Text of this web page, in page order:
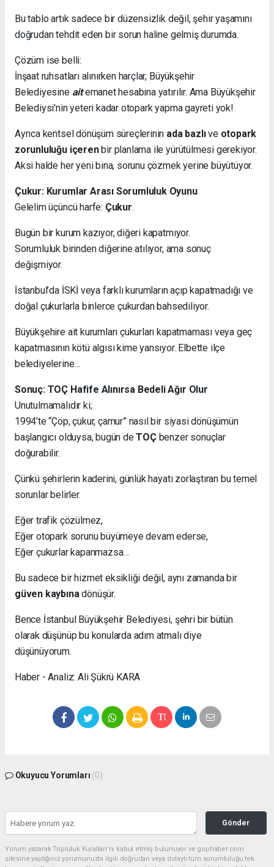
Bu tablo artık sadece bir düzensizlik değil, şehir yaşamını
doğrudan tehdit eden bir sorun haline gelmiş durumda.
Çözüm ise belli:
İnşaat ruhsatları alınırken harçlar, Büyükşehir
Belediyesine aitemanet hesabına yatırılır. Ama Büyükşehir
Belediysi'nin yeteri kadar otopark yapma gayreti yok!
Ayrıca kentsel dönüşüm süreçlerinin ada bazlıve otopark
zorunluluğu içerenbir planlama ile yürütülmesi gerekiyor.
Aksi halde her yeni bina, sorunu çözmek yerine büyütüyor.
Çukur: Kurumlar Arası Sorumluluk Oyunu
Gelelim üçüncü harfe: Çukur.
Bugün bir kurum kazıyor, diğeri kapatmıyor.
Sorumluluk birinden diğerine atılıyor, ama sonuç
değişmiyor.
İstanbul’da İSKİ veya farklı kurumların açıp kapatmadığı ve
doğal çukurlarla binlerce çukurdan bahsediliyor.
Büyükşehire ait kurumları çukurları kapatmaması veya geç
kapatmasının kötü algısı kime yansıyor. Elbette ilçe
belediyelerine…
Sonuç: TOÇ Hafife Alınırsa Bedeli Ağır Olur
Unutulmamalıdır ki;
1994’te “Çöp, çukur, çamur” nasıl bir siyasi dönüşümün
başlangıcı olduysa, bugün deTOÇbenzer sonuçlar
doğurabilir.
Çünkü şehirlerin kaderini, günlük hayatı zorlaştıran bu temel
sorunlar belirler.
Eğer trafik çözülmez,
Eğer otopark sorunu büyümeye devam ederse,
Eğer çukurlar kapanmazsa…
Bu sadece bir hizmet eksikliği değil, aynı zamanda bir
güven kaybınadönüşür.
Bence İstanbul Büyükşehir Belediyesi, şehri bir bütün
olarak düşünüp bu konularda adım atmalı diye
düşünüyorum.
Haber - Analiz: Ali Şükrü KARA
Okuyucu Yorumları (0)
Gönder
Yorum yazarak Topluluk Kuralları’nı kabul etmiş bulunuyor ve gophaber.com
sitesine yaptığınız yorumunuzla ilgili doğrudan veya dolaylı tüm sorumluluğu tek